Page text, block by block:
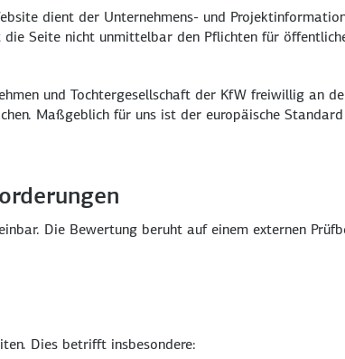
dient der Unternehmens- und
Seite nicht unmittelbar den Pflichten für
und Tochtergesellschaft der KfW freiwillig an
Maßgeblich für uns ist der europäische Standard
Die Bewertung beruht auf einem externen
Dies betrifft insbesondere: